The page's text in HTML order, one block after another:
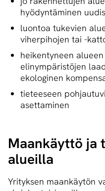
hyödyntäminen
luontoa tukevien
viherpihojen tai -
heikentyneen
elinympäristöjen
ekologinen
tieteeseen
asettaminen
Maankäyttö ja
alueilla
Yrityksen maankäytön